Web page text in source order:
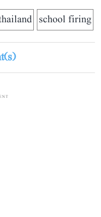
school firing